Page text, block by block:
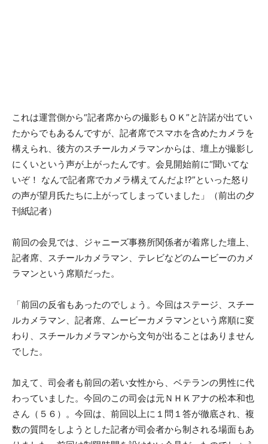
これは運営側から“記者席からの撮影もＯＫ”と許諾が出てい
たからでもあるんですが、記者席でスマホを含めたカメラを
構えられ、後方のスチールカメラマンからは、壇上が撮影し
にくいという声が上がったんです。会見開始前に“聞いてな
いぞ！ なんで記者席でカメラ構えてんだよ!?”といった怒り
の声が望月氏たちに上がってしまっていました」（前出の夕
刊紙記者）
前回の会見では、ジャニーズ事務所関係者が着席した壇上、
記者席、スチールカメラマン、テレビなどのムービーのカメ
ラマンという席順だった。
「前回の反省もあったのでしょう。今回はステージ、スチー
ルカメラマン、記者席、ムービーカメラマンという席順に変
わり、スチールカメラマンから文句が出ることはありません
でした。
加えて、司会者も前回の若い女性から、ベテランの男性に代
わっていました。今回のこの司会は元ＮＨＫアナの松本和也
さん（５６）。今回は、前回以上に１問１答が徹底され、複
数の質問をしようとした記者が司会者から制される場面もあ